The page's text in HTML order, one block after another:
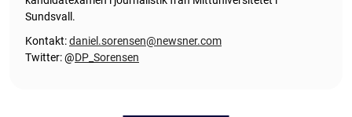
Sundsvall.
Kontakt:daniel.sorensen@newsner.com
Twitter: @DP_Sorensen